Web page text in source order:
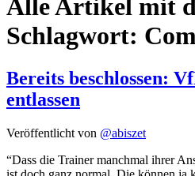
Alle Artikel mit
Schlagwort:
Bereits beschlossen:
entlassen
Veröffentlicht von @abiszet
“Dass die Trainer manchmal ihrer